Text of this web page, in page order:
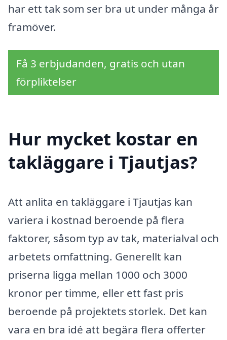
har ett tak som ser bra ut under många år
framöver.
Få 3 erbjudanden, gratis och utan
förpliktelser
Hur mycket kostar en
takläggare i Tjautjas?
Att anlita en takläggare i Tjautjas kan
variera i kostnad beroende på flera
faktorer, såsom typ av tak, materialval och
arbetets omfattning. Generellt kan
priserna ligga mellan 1000 och 3000
kronor per timme, eller ett fast pris
beroende på projektets storlek. Det kan
vara en bra idé att begära flera offerter